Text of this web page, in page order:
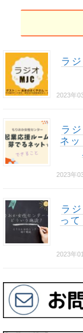
ラ
2023年
ラ
ネ
2023年
ラ
っ
2023年